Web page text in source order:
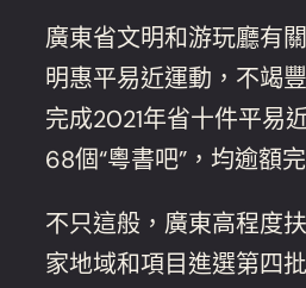
廣東省文明和游玩廳有
明惠平易近運動，不竭
完成2021年省十件平易
68個“粵書吧”，均逾額
不只這般，廣東高程度
家地域和項目進選第四